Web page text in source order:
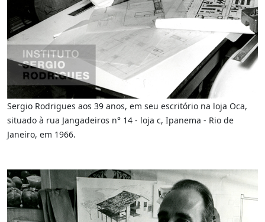
Sergio Rodrigues aos 39 anos, em seu escritório na loja Oca,
situado à rua Jangadeiros n° 14 - loja c, Ipanema - Rio de
Janeiro, em 1966.